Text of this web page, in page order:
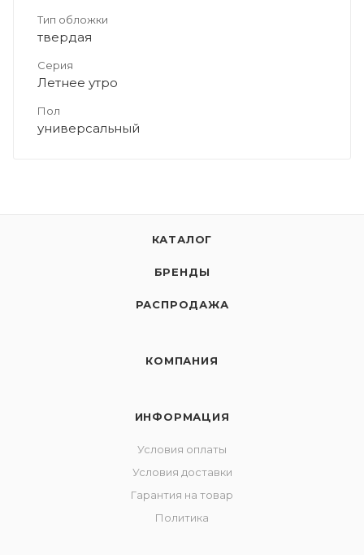
Тип обложки
твердая
Серия
Летнее утро
Пол
универсальный
КАТАЛОГ
БРЕНДЫ
РАСПРОДАЖА
КОМПАНИЯ
ИНФОРМАЦИЯ
Условия оплаты
Условия доставки
Гарантия на товар
Политика